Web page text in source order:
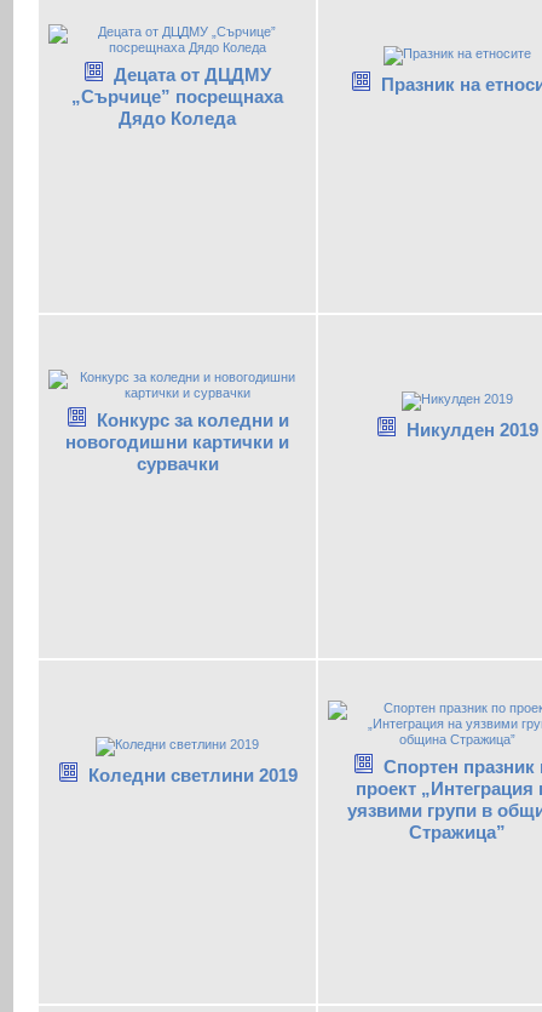
Децата от ДЦДМУ
„Сърчице” посрещнаха
Дядо Коледа
Празник на
Конкурс за коледни и
новогодишни картички и
сурвачки
Никулден 2019
Коледни светлини 2019
Спортен празник
проект „Интеграция
уязвими групи в
Стражица”